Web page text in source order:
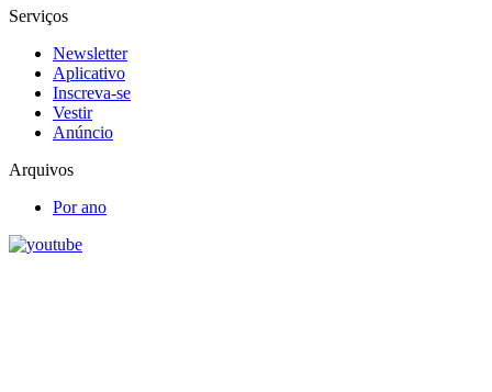
Serviços
Newsletter
Aplicativo
Inscreva-se
Vestir
Anúncio
Arquivos
Por ano